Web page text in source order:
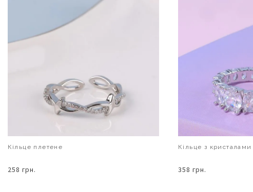
Кільце плетене
258 грн.
Кільце з кристалами
358 грн.